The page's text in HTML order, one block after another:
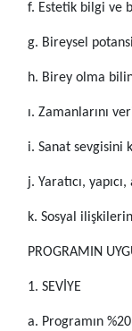
f. Estetik bilgi ve
g. Bireysel
h. Birey olma
ı. Zamanlarını
i. Sanat sevgisini
j. Yaratıcı,
k. Sosyal
PROGRAMIN
1. SEVİYE
a. Programın